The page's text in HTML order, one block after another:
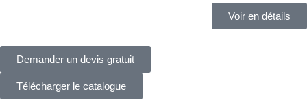
Voir en détails
Demander un devis gratuit
Télécharger le catalogue